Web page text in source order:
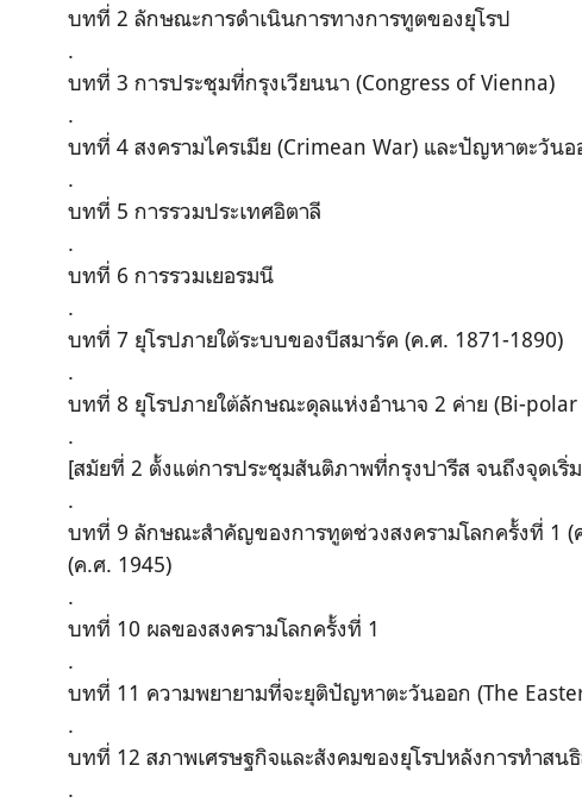
บทที่ 2 ลักษณะการดำเนินการทางการทูตของยุโรป
.
บทที่ 3 การประชุมที่กรุงเวียนนา (Congress of Vienna)
.
บทที่ 4 สงครามไครเมีย (Crimean War) และปัญหาตะวันอ
.
บทที่ 5 การรวมประเทศอิตาลี
.
บทที่ 6 การรวมเยอรมนี
.
บทที่ 7 ยุโรปภายใต้ระบบของบีสมาร์ค (ค.ศ. 1871-1890)
.
บทที่ 8 ยุโรปภายใต้ลักษณะดุลแห่งอำนาจ 2 ค่าย (Bi-polar
.
[สมัยที่ 2 ตั้งแต่การประชุมสันติภาพที่กรุงปารีส จนถึงจุดเริ่
.
บทที่ 9 ลักษณะสำคัญของการทูตช่วงสงครามโลกครั้งที่ 1 (
(ค.ศ. 1945)
.
บทที่ 10 ผลของสงครามโลกครั้งที่ 1
.
บทที่ 11 ความพยายามที่จะยุติปัญหาตะวันออก (The
.
บทที่ 12 สภาพเศรษฐกิจและสังคมของยุโรปหลังการทำส
.